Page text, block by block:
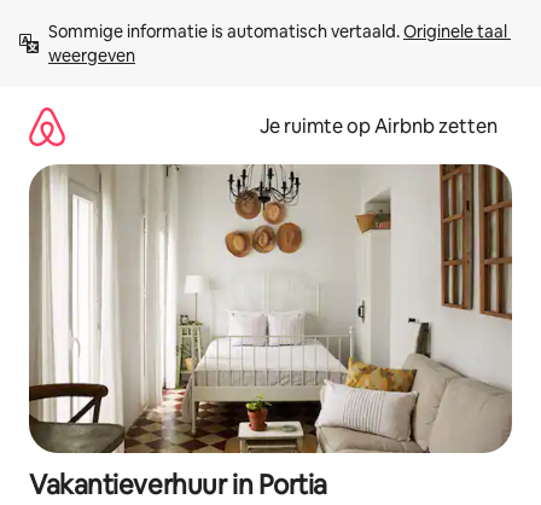
direct
naar
Sommige informatie is automatisch vertaald. Originele taal
weergeven
Je ruimte op Airbnb zetten
Vakantieverhuur in Portia